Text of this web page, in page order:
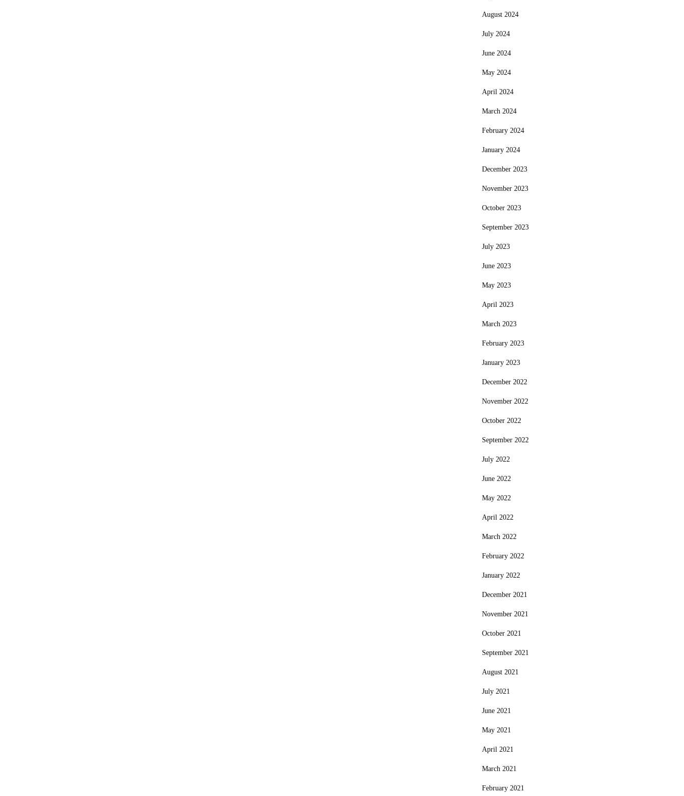
August 2024
July 2024
June 2024
May 2024
April 2024
March 2024
February 2024
January 2024
December 2023
November 2023
October 2023
September 2023
July 2023
June 2023
May 2023
April 2023
March 2023
February 2023
January 2023
December 2022
November 2022
October 2022
September 2022
July 2022
June 2022
May 2022
April 2022
March 2022
February 2022
January 2022
December 2021
November 2021
October 2021
September 2021
August 2021
July 2021
June 2021
May 2021
April 2021
March 2021
February 2021